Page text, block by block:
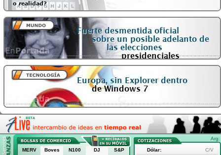
Arg:
MERV Boves N100 DJ S&P Dólar:
C/V